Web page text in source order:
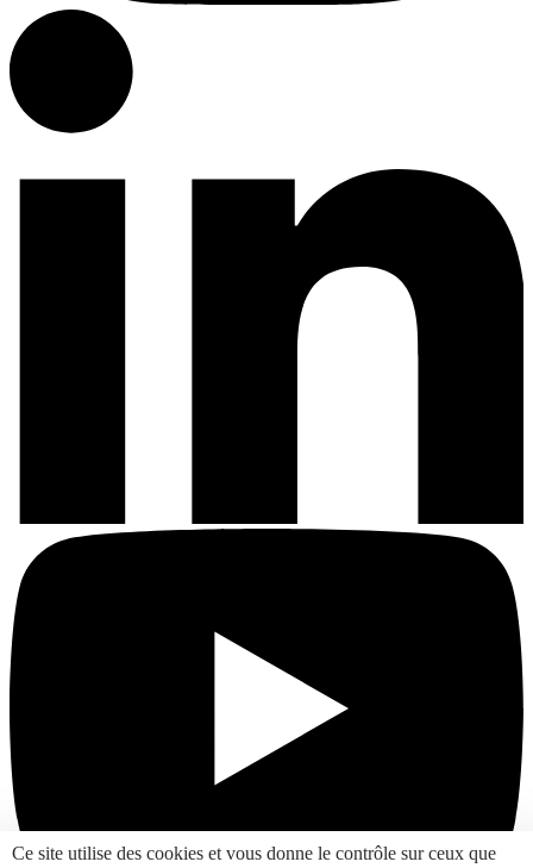
Ce site utilise des cookies et vous donne le contrôle sur ceux que